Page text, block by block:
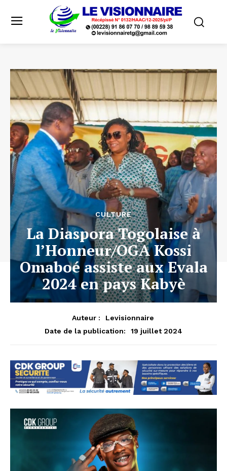
CULTURE
La Diaspora Togolaise à
l’Honneur/OGA Kossi
Omaboé assiste aux Evala
2024 en pays Kabyè
Auteur :
Levisionnaire
Date de la publication:
19 juillet 2024